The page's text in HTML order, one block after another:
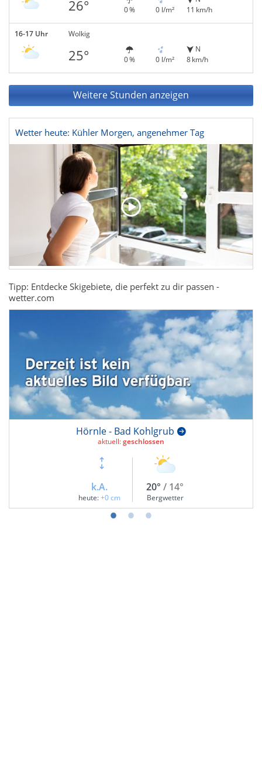
26° 0 % 0 l/m²
11 km/h
16-17 Uhr Wolkig
25° 0 % 0 l/m²
N
8 km/h
Weitere Stunden anzeigen
Wetter heute: Kühler Morgen, angenehmer Tag
Tipp: Entdecke Skigebiete, die perfekt zu dir passen -
wetter.com
Hörnle - Bad Kohlgrub
aktuell:geschlossen
k.A.
heute:+0 cm
20° / 14°
Bergwetter